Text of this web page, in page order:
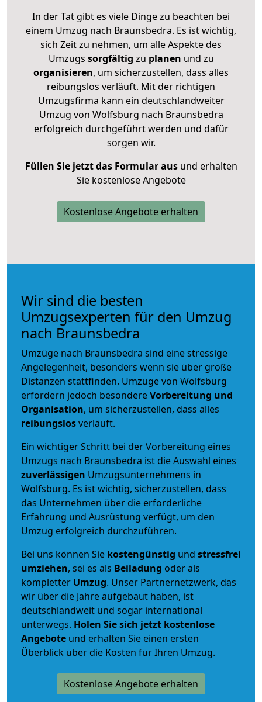
In der Tat gibt es viele Dinge zu beachten bei
einem Umzug nach Braunsbedra. Es ist wichtig,
sich Zeit zu nehmen, um alle Aspekte des
Umzugs sorgfältig zu planen und zu
organisieren, um sicherzustellen, dass alles
reibungslos verläuft. Mit der richtigen
Umzugsfirma kann ein deutschlandweiter
Umzug von Wolfsburg nach Braunsbedra
erfolgreich durchgeführt werden und dafür
sorgen wir.
Füllen Sie jetzt das Formular ausund erhalten
Sie kostenlose Angebote
Kostenlose Angebote erhalten
Wir sind die besten
Umzugsexperten für den Umzug
nach Braunsbedra
Umzüge nach Braunsbedra sind eine stressige
Angelegenheit, besonders wenn sie über große
Distanzen stattfinden. Umzüge von Wolfsburg
erfordern jedoch besondereVorbereitung und
Organisation, um sicherzustellen, dass alles
reibungslosverläuft.
Ein wichtiger Schritt bei der Vorbereitung eines
Umzugs nach Braunsbedra ist die Auswahl eines
zuverlässigen Umzugsunternehmens in
Wolfsburg. Es ist wichtig, sicherzustellen, dass
das Unternehmen über die erforderliche
Erfahrung und Ausrüstung verfügt, um den
Umzug erfolgreich durchzuführen.
Bei uns können Sie kostengünstig und stressfrei
umziehen, sei es als Beiladung oder als
kompletter Umzug. Unser Partnernetzwerk, das
wir über die Jahre aufgebaut haben, ist
deutschlandweit und sogar international
unterwegs. Holen Sie sich jetzt kostenlose
Angebote und erhalten Sie einen ersten
Überblick über die Kosten für Ihren Umzug.
Kostenlose Angebote erhalten